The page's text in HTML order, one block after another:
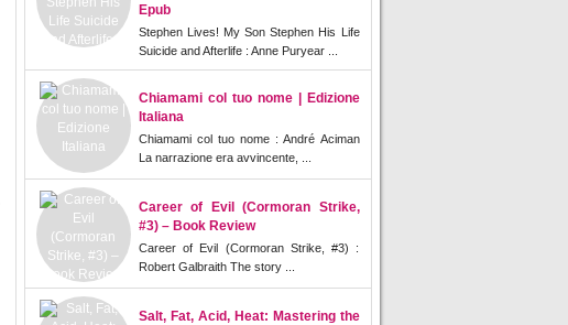
Epub
Stephen Lives! My Son Stephen His Life
Suicide and Afterlife : Anne Puryear ...
Chiamami col tuo nome | Edizione
Italiana
Chiamami col tuo nome : André Aciman
La narrazione era avvincente, ...
Career of Evil (Cormoran Strike,
#3) – Book Review
Career of Evil (Cormoran Strike, #3) :
Robert Galbraith The story ...
Salt, Fat, Acid, Heat: Mastering the